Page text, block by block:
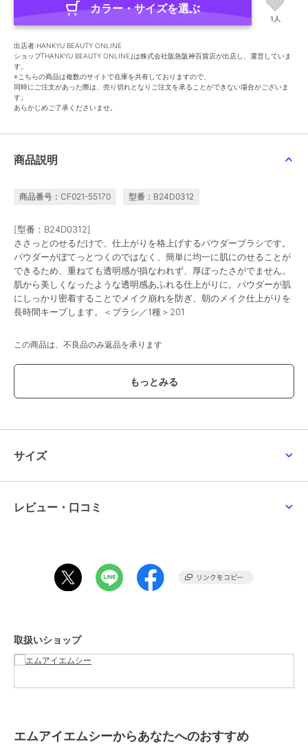
カラー・サイズを選ぶ
1人
出店者:HANKYU BEAUTY ONLINE
ショップ｢HANKYU BEAUTY ONLINE｣は株式会社阪急阪神百貨店が出店し、運営していま
す。
※こちらの商品は複数のサイトで在庫を共有しておりますので、
同時にご注文があった際は、売り切れとなりご注文を承ることができない場合がございま
す。
あらかじめご了承くださいませ。
商品説明
商品番号：CF021-55170 型番：B24D0312
[型番：B24D0312]
ささっとのせるだけで、仕上がりを格上げするパウダーブラシです。
パウダーがぼてっとつくのではなく、簡単に均一に肌にのせることが
できるため、重ねても透明感が損なわれず、厚ぼったさがでません。
肌から美しくなったような透明感あふれる仕上がりに。パウダーが肌
にしっかり密着することでメイク崩れを防ぎ、朝のメイク仕上がりを
長時間キープします。＜ブラシ／1種＞201
この商品は、不良品のみ返品を承ります
エムアイエムシー
ショップ エムアイエムシー
性別タイプ
メイクアップグッズ
カラー
商品のお取り扱い方法
-
サイズ
レビュー・口コミ
取扱いショップ
エムアイエムシーからあなたへのおすすめ